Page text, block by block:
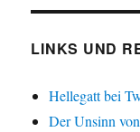
LINKS UND
Hellegatt bei
Der Unsinn